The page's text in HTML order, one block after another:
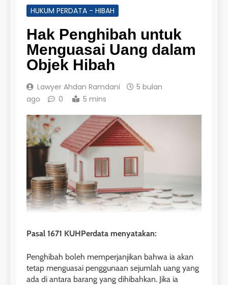
HUKUM PERDATA - HIBAH
Hak Penghibah untuk
Menguasai Uang dalam
Objek Hibah
Lawyer Ahdan Ramdani
5 bulan
ago
0 5 mins
Pasal 1671 KUHPerdata menyatakan:
Penghibah boleh memperjanjikan bahwa ia akan
tetap menguasai penggunaan sejumlah uang yang
ada di antara barang yang dihibahkan. Jika ia